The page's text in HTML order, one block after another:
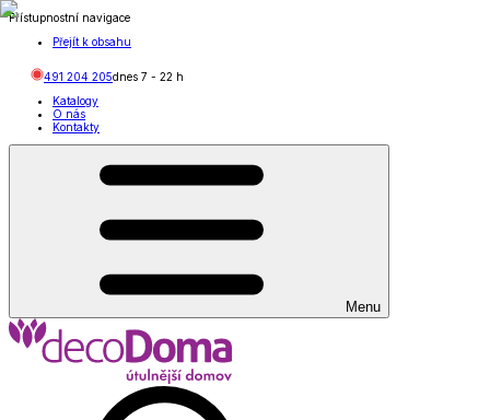
Přístupnostní navigace
Přejít k obsahu
491 204 205dnes 7 - 22 h
Katalogy
O nás
Kontakty
Menu